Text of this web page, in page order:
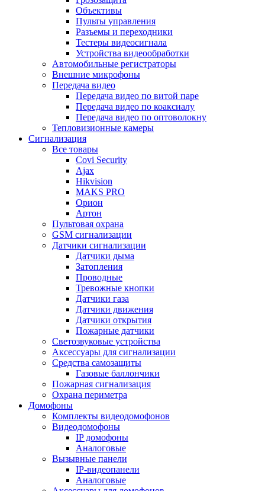
Объективы
Пульты управления
Разъемы и переходники
Тестеры видеосигнала
Устройства видеообработки
Автомобильные регистраторы
Внешние микрофоны
Передача видео
Передача видео по витой паре
Передача видео по коаксиалу
Передача видео по оптоволокну
Тепловизионные камеры
Сигнализация
Все товары
Covi Security
Ajax
Hikvision
MAKS PRO
Орион
Артон
Пультовая охрана
GSM сигнализации
Датчики сигнализации
Датчики дыма
Затопления
Проводные
Тревожные кнопки
Датчики газа
Датчики движения
Датчики открытия
Пожарные датчики
Светозвуковые устройства
Аксессуары для сигнализации
Средства самозащиты
Газовые баллончики
Пожарная сигнализация
Охрана периметра
Домофоны
Комплекты видеодомофонов
Видеодомофоны
IP домофоны
Аналоговые
Вызывные панели
IP-видеопанели
Аналоговые